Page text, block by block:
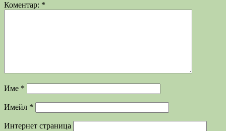
Коментар: *
Име *
Имейл *
Интернет страница